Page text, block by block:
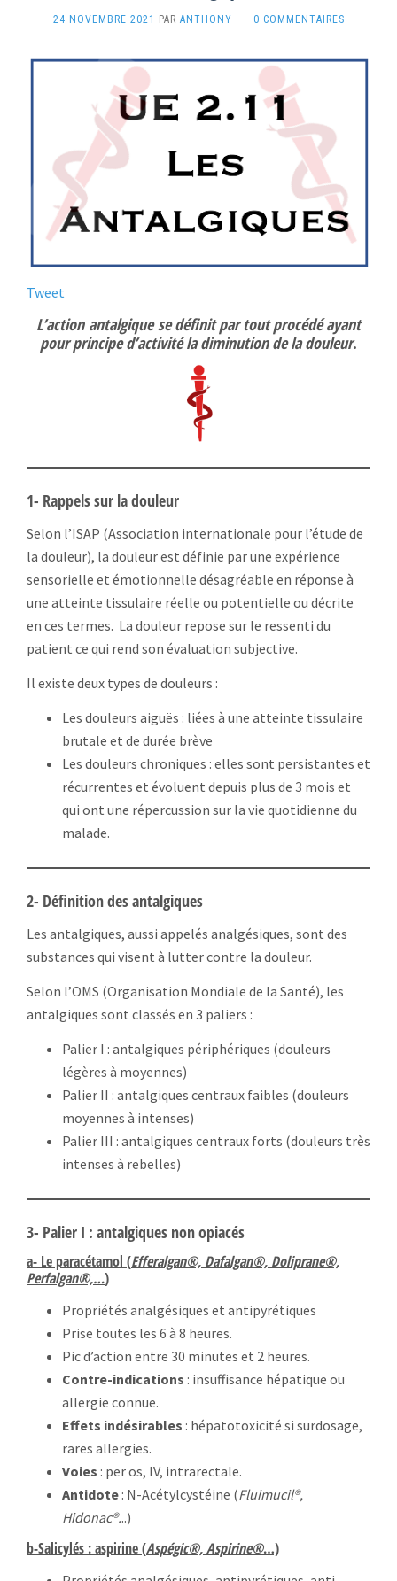
24 NOVEMBRE 2021 PAR ANTHONY · 0 COMMENTAIRES
Tweet
L’action antalgiquese définit par tout procédé ayant
pour principe d’activité la diminution de la douleur.
1- Rappels sur la douleur
Selon l’ISAP (Association internationale pour l’étude de
la douleur), la douleur est définie par une expérience
sensorielle et émotionnelle désagréable en réponse à
une atteinte tissulaire réelle ou potentielle ou décrite
en ces termes. La douleur repose sur le ressenti du
patient ce qui rend son évaluation subjective.
Il existe deux types de douleurs :
Les douleurs aiguës : liées à une atteinte tissulaire
brutale et de durée brève
Les douleurs chroniques : elles sont persistantes et
récurrentes et évoluent depuis plus de 3 mois et
qui ont une répercussion sur la vie quotidienne du
malade.
2- Définition des antalgiques
Les antalgiques, aussi appelés analgésiques, sont des
substances qui visent à lutter contre la douleur.
Selon l’OMS (Organisation Mondiale de la Santé), les
antalgiques sont classés en 3 paliers :
Palier I : antalgiques périphériques (douleurs
légères à moyennes)
Palier II : antalgiques centraux faibles (douleurs
moyennes à intenses)
Palier III : antalgiques centraux forts (douleurs très
intenses à rebelles)
3- Palier I : antalgiques non opiacés
a- Le paracétamol (Efferalgan®, Dafalgan®, Doliprane®,
Perfalgan®,…)
Propriétés analgésiques et antipyrétiques
Prise toutes les 6 à 8 heures.
Pic d’action entre 30 minutes et 2 heures.
Contre-indications : insuffisance hépatique ou
allergie connue.
Effets indésirables : hépatotoxicité si surdosage,
rares allergies.
Voies : per os, IV, intrarectale.
Antidote : N-Acétylcystéine (Fluimucil®,
Hidonac®...)
b-Salicylés : aspirine (Aspégic®, Aspirine®…)